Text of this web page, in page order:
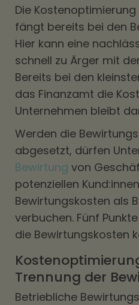
Die
fängt bereits bei den
Hier kann eine
schnell zu Ärger mit
Bereits bei den
das Finanzamt die
Unternehmen bleibt
Werden die
abgesetzt, dürfen
Bewirtung von
potenziellen
Bewirtungskosten als
verbuchen. Fünf
die Bewirtungskosten
Trennung der
Betriebliche